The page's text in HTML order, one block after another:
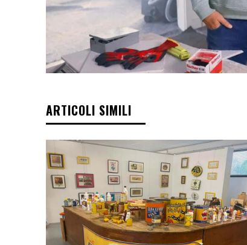
ARTICOLI SIMILI